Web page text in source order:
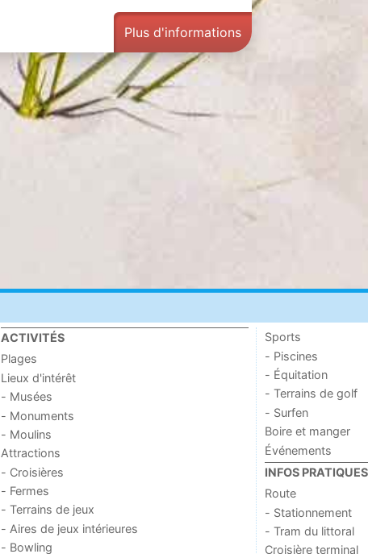
Plus d'informations
ACTIVITÉS
Plages
Lieux d'intérêt
- Musées
- Monuments
- Moulins
Attractions
- Croisières
- Fermes
- Terrains de jeux
- Aires de jeux intérieures
- Bowling
Sports
- Piscines
- Équitation
- Terrains de golf
- Surfen
Boire et manger
Événements
INFOS PRATIQUES
Route
- Stationnement
- Tram du littoral
Croisière terminal